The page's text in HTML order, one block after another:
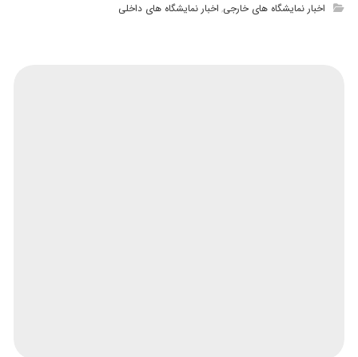
اخبار نمایشگاه های خارجی, اخبار نمایشگاه های داخلی